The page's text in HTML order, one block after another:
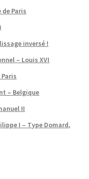
de Paris
inversé !
– Louis XVI
– Belgique
II
I – Type Domard,